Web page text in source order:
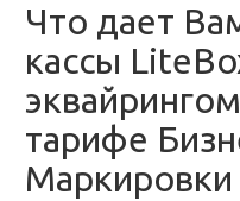
Что дает
кассы
тарифе